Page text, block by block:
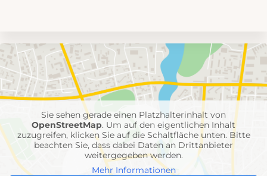
Umgebungskarte
mit
Feuerwehr-
Einheiten
Sie sehen gerade einen Platzhalterinhalt von
OpenStreetMap. Um auf den eigentlichen Inhalt
zuzugreifen, klicken Sie auf die Schaltfläche unten. Bitte
beachten Sie, dass dabei Daten an Drittanbieter
weitergegeben werden.
Mehr Informationen